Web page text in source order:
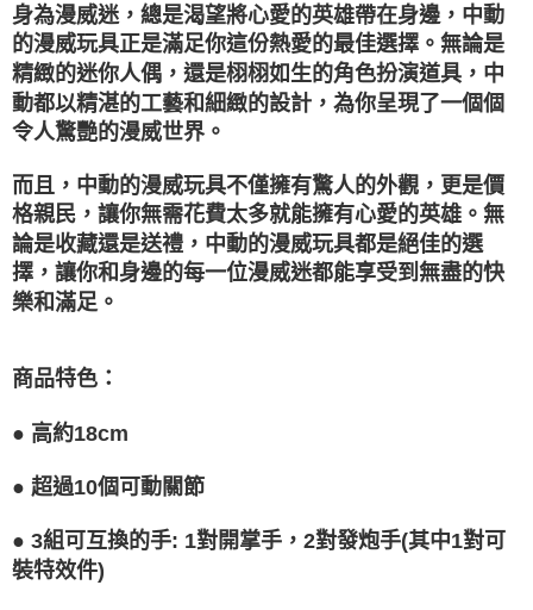
2.透過簡訊連結打開帳單後，可選擇「超商條碼／台灣大直營門市／銀行轉
帳／街口支付／iPASS MONEY」等通路繳費。
【注意事項】
1.本服務係由「台灣大哥大股份有限公司」（以下簡稱本公司）所提供，讓
用戶於交易時，得透過本服務購買商品或服務，並由商店將買賣／分期付款
買賣價金債權讓與本公司後，依約使用本公司帳單繳交帳款。
資料（包含姓名、電話或地址）提供予台灣大哥大進項蒐集、處理及利用，
由本公司與您本人進行分期帳單所需資料之確認、核對及更正。
3.完整用戶服務條款，請詳閱以下連結：https://oppay.tw/userRule
結帳頁面，進行簡訊認證並確認金額後，即可完成結帳。
２．訂單成立數日內，您將收到繳費通知簡訊。
３．收到繳費通知簡訊後14天內，點擊此簡訊中的連結，可透過四大超商／
ATM／網路銀行／等多元方式進行付款，方視為交易完成。
※ 請注意：結帳手續完成當下不需立刻繳費，但若您需要取消訂單，請聯絡
購買商品的店家。未經商家同意取消之訂單仍視為有效，需透過AFTEE先享
※ 交易是否成功請以「AFTEE先享後付 」之結帳頁面顯示為準，若有關於
是否繳費成功／繳費後需取消欲退款等相關疑問，請聯繫「AFTEE先享後付
客戶支援中心」https://netprotections.freshdesk.com/support/home
【注意事項】
１．透過由恩沛科技股份有限公司提供之「AFTEE先享後付」服務完成之交
易，需依本服務之必要範圍內提供個人資料，並將交易相關給付款項請求債
https://aftee.tw/terms/#terms3
３．未成年的使用者請事先徵得法定代理人或監護人之同意方可使用
任。
４．使用「AFTEE先享後付」時，將依據個別帳號之用戶狀況，依本公司即
請求用戶進行身份認證。
恩沛科技股份有限公司將有權停止該用戶之使用額度並採取法律行動。
付款後萊爾富取貨
每筆NT$100，滿NT$1,200(含以上)免運費
付款後7-11取貨
每筆NT$100，滿NT$1,200(含以上)免運費
宅配
每筆NT$120，滿NT$1,200(含以上)免運費
宅配-離島
每筆NT$300
身為漫威迷，總是渴望將心愛的英雄帶在身邊，中動
的漫威玩具正是滿足你這份熱愛的最佳選擇。無論是
精緻的迷你人偶，還是栩栩如生的角色扮演道具，中
動都以精湛的工藝和細緻的設計，為你呈現了一個個
令人驚艷的漫威世界。
而且，中動的漫威玩具不僅擁有驚人的外觀，更是價
格親民，讓你無需花費太多就能擁有心愛的英雄。無
論是收藏還是送禮，中動的漫威玩具都是絕佳的選
擇，讓你和身邊的每一位漫威迷都能享受到無盡的快
樂和滿足。
商品特色：
● 高約18cm
● 超過10個可動關節
● 3組可互換的手: 1對開掌手，2對發炮手(其中1對可
裝特效件)